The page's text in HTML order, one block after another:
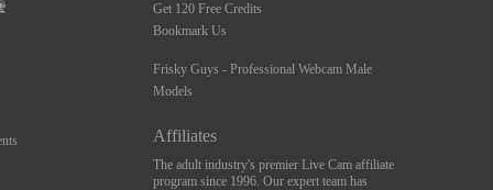
Get 120 Free Credits
Bookmark Us
Frisky Guys - Professional Webcam Male
Models
Affiliates
The adult industry's premier Live Cam affiliate
program since 1996. Our expert team has